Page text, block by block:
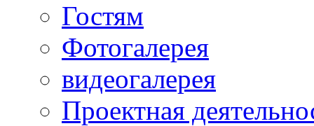
Гостям
Фотогалерея
видеогалерея
Проектная